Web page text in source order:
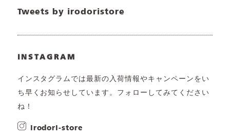
Tweets by irodoristore
INSTAGRAM
インスタグラムでは最新の入荷情報やキャンペーンをい
ち早くお知らせしています。フォローしてみてください
ね！
irodori-store